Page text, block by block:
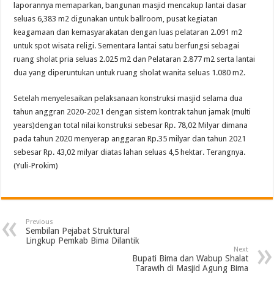
laporannya memaparkan, bangunan masjid mencakup lantai dasar
seluas 6,383 m2 digunakan untuk ballroom, pusat kegiatan
keagamaan dan kemasyarakatan dengan luas pelataran 2.091 m2
untuk spot wisata religi. Sementara lantai satu berfungsi sebagai
ruang sholat pria seluas 2.025 m2 dan Pelataran 2.877 m2 serta lantai
dua yang diperuntukan untuk ruang sholat wanita seluas 1.080 m2.
Setelah menyelesaikan pelaksanaan konstruksi masjid selama dua
tahun anggran 2020-2021 dengan sistem kontrak tahun jamak (multi
years)dengan total nilai konstruksi sebesar Rp. 78,02 Milyar dimana
pada tahun 2020 menyerap anggaran Rp.35 milyar dan tahun 2021
sebesar Rp. 43,02 milyar diatas lahan seluas 4,5 hektar. Terangnya.
(Yuli-Prokim)
Previous
Sembilan Pejabat Struktural
Lingkup Pemkab Bima Dilantik
Next
Bupati Bima dan Wabup Shalat
Tarawih di Masjid Agung Bima